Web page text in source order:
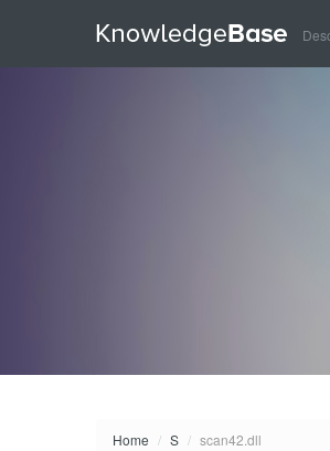
Home / S / scan42.dll